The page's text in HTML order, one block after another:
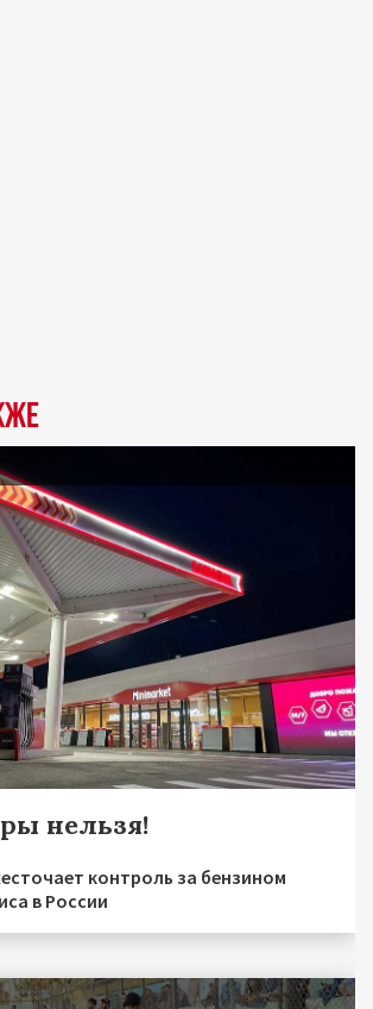
нельзя!
контроль за бензином
в России